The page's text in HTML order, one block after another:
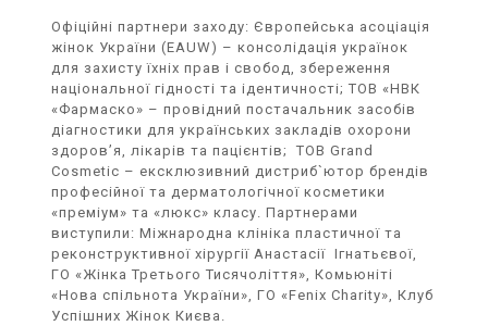
Офіційні партнери заходу: Європейська асоціація
жінок України (EAUW) – консолідація українок
для захисту їхніх прав і свобод, збереження
національної гідності та ідентичності; ТОВ «НВК
«Фармаско» – провідний постачальник засобів
діагностики для українських закладів охорони
здоров’я, лікарів та пацієнтів; ТОВ Grand
Cosmetic – ексклюзивний дистриб`ютор брендів
професійної та дерматологічної косметики
«преміум» та «люкс» класу. Партнерами
виступили: Міжнародна клініка пластичної та
реконструктивної хірургії Анастасії Ігнатьєвої,
ГО «Жінка Третього Тисячоліття», Комьюніті
«Нова спільнота України», ГО «Fenix Charity», Клуб
Успішних Жінок Києва.